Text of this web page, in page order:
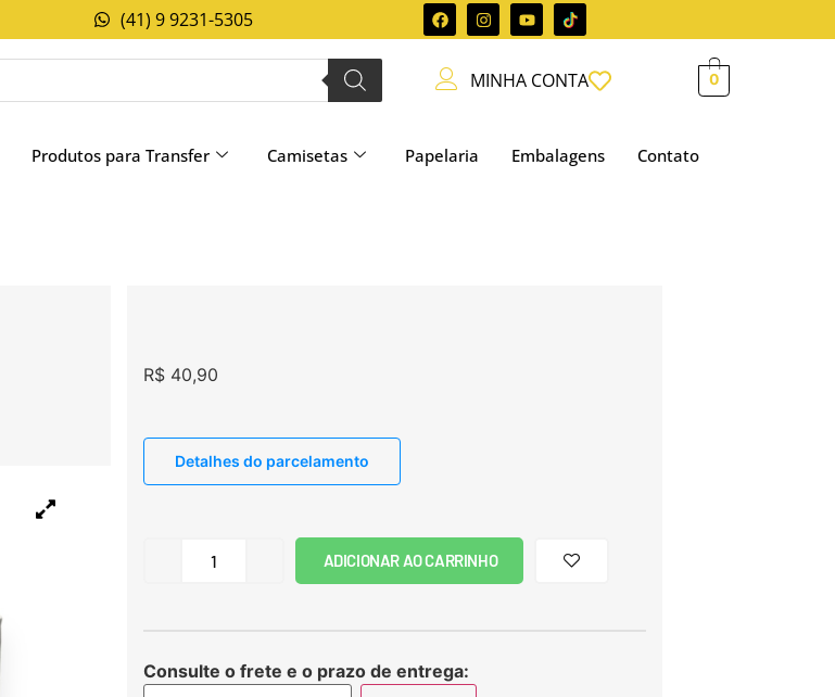
(41) 9 9231-5305
MINHA CONTA 0
Produtos para Transfer Camisetas Papelaria Embalagens Contato
R$40,90
Detalhes do parcelamento
ADICIONAR AO CARRINHO
Consulte o frete e o prazo de entrega: